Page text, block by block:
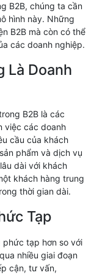
B2B, chúng ta cần
hình này. Những
B2B mà còn có thể
các doanh nghiệp.
Là Doanh
B2B là các
việc các doanh
cầu của khách
phẩm và dịch vụ
dài với khách
khách hàng trung
thời gian dài.
Tạp
phức tạp hơn so với
nhiều giai đoạn
cận, tư vấn,